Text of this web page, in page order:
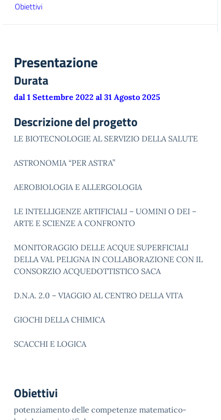
Obiettivi
Presentazione
Durata
dal 1 Settembre 2022 al 31 Agosto 2025
Descrizione del progetto
LE BIOTECNOLOGIE AL SERVIZIO DELLA SALUTE
ASTRONOMIA “PER ASTRA”
AEROBIOLOGIA E ALLERGOLOGIA
LE INTELLIGENZE ARTIFICIALI – UOMINI O DEI –
ARTE E SCIENZE A CONFRONTO
MONITORAGGIO DELLE ACQUE SUPERFICIALI
DELLA VAL PELIGNA IN COLLABORAZIONE CON IL
CONSORZIO ACQUEDOTTISTICO SACA
D.N.A. 2.0 – VIAGGIO AL CENTRO DELLA VITA
GIOCHI DELLA CHIMICA
SCACCHI E LOGICA
Obiettivi
potenziamento delle competenze matematico-